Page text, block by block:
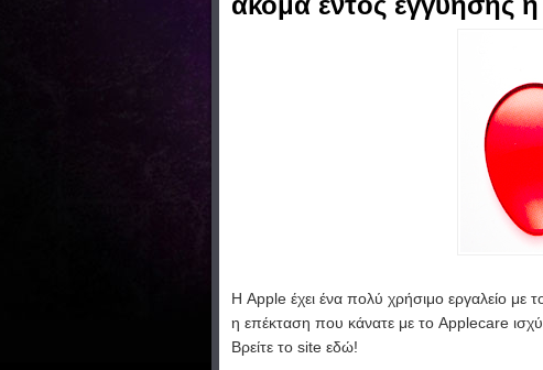
Η Apple έχει ένα πολύ χρήσιμο εργαλείο με
η επέκταση που κάνατε με το Applecare
Βρείτε το site εδώ!